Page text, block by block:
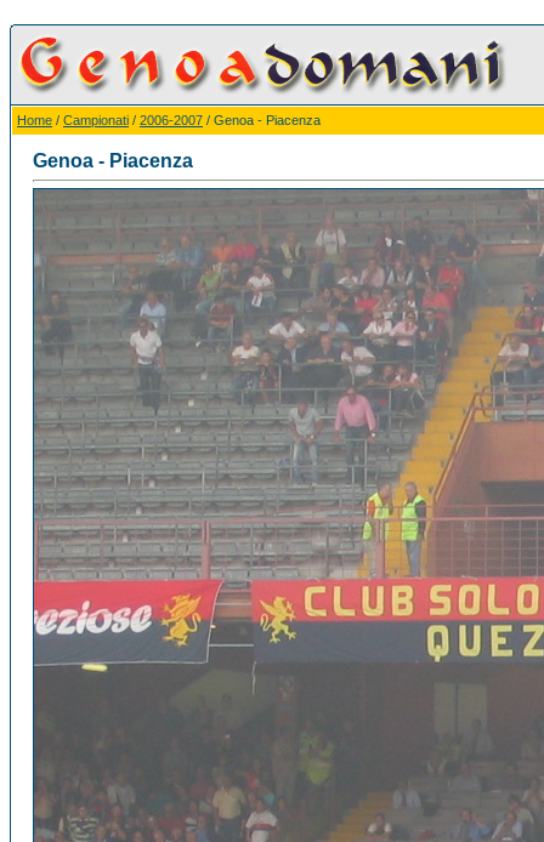
Home / Campionati / 2006-2007 / Genoa - Piacenza
Genoa - Piacenza